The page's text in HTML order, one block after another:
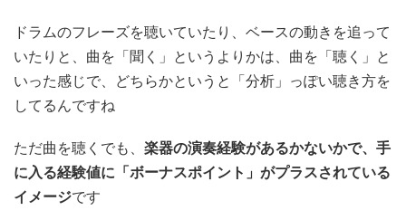
ドラムのフレーズを聴いていたり、ベースの動きを追って
いたりと、曲を「聞く」というよりかは、曲を「聴く」と
いった感じで、どちらかというと「分析」っぽい聴き方を
してるんですね
ただ曲を聴くでも、 楽器の演奏経験があるかないかで、手
に入る経験値に「ボーナスポイント」がプラスされている
イメージです